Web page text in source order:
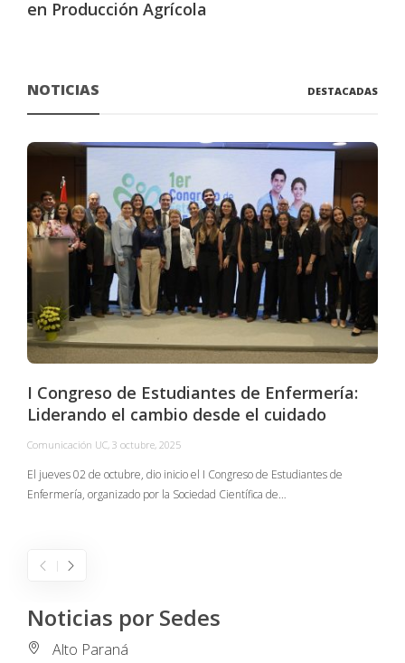
en Producción Agrícola
NOTICIAS DESTACADAS
I Congreso de Estudiantes de Enfermería:
Liderando el cambio desde el cuidado
Comunicación UC, 3 octubre, 2025
El jueves 02 de octubre, dio inicio el I Congreso de Estudiantes de
Enfermería, organizado por la Sociedad Científica de…
Noticias por Sedes
Alto Paraná